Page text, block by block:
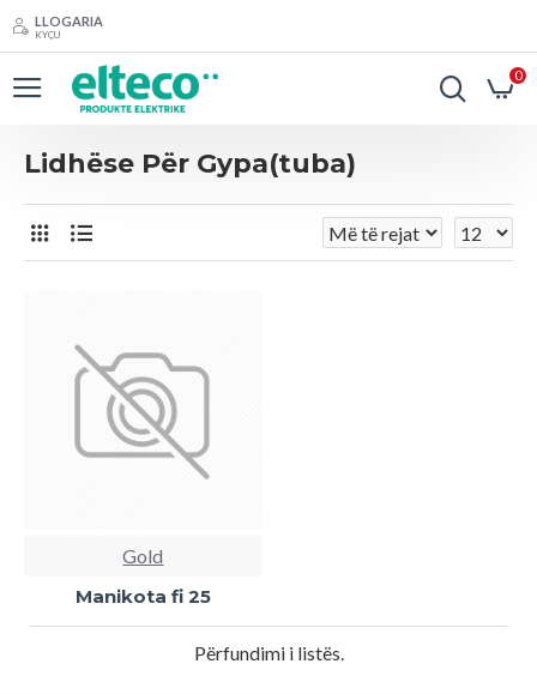
LLOGARIA
KYÇU
0
Lidhëse Për Gypa(tuba)
Gold
Manikota fi 25
Përfundimi i listës.